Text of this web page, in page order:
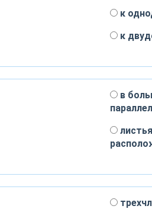
к
к
в